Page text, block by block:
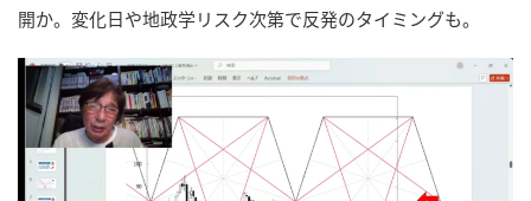
開か。変化日や地政学リスク次第で反発のタイミングも。